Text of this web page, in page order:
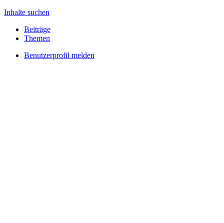
Inhalte suchen
Beiträge
Themen
Benutzerprofil melden